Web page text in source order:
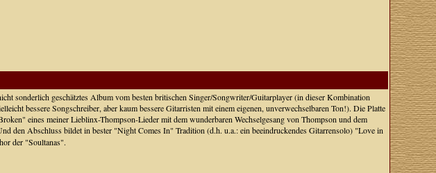
sonderlich geschätztes Album vom besten britischen Singer/Songwriter/Guitarplayer (in dieser Kombination
bessere Songschreiber, aber kaum bessere Gitarristen mit einem eigenen, unverwechselbaren Ton!). Die Platte
eines meiner Lieblinx-Thompson-Lieder mit dem wunderbaren Wechselgesang von Thompson und dem
den Abschluss bildet in bester "Night Comes In" Tradition (d.h. u.a.: ein beeindruckendes Gitarrensolo) "Love in
der "Soultanas".